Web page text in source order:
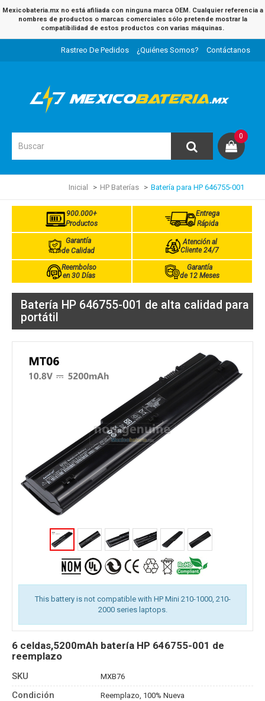
Mexicobateria.mx no está afiliada con ninguna marca OEM. Cualquier referencia a
nombres de productos o marcas comerciales sólo pretende mostrar la
compatibilidad de estos productos con varias máquinas.
Rastreo De Pedidos ¿Quiénes Somos? Contáctanos
0
Inicial HP Baterías Batería para HP 646755-001
900.000+
Productos
Entrega
Rápida
Garantía
de Calidad
Atención al
Cliente 24/7
Reembolso
en 30 Días
Garantía
de 12 Meses
Batería HP 646755-001 de alta calidad para
portátil
This battery is not compatible with HP Mini 210-1000, 210-
2000 series laptops.
6 celdas,5200mAh batería HP 646755-001 de
reemplazo
SKU MXB76
Condición Reemplazo, 100% Nueva